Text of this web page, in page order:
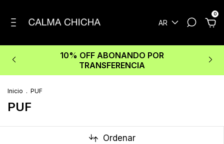
AR
0
10% OFF ABONANDO POR
TRANSFERENCIA
Inicio . PUF
PUF
Ordenar